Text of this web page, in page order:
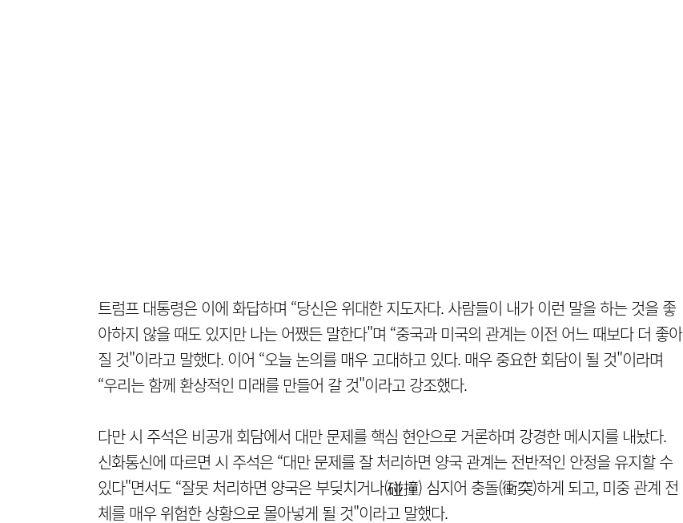
트럼프 대통령은 이에 화답하며 “당신은 위대한 지도자다. 사람들이 내가 이런 말을 하는 것을 좋
아하지 않을 때도 있지만 나는 어쨌든 말한다"며 “중국과 미국의 관계는 이전 어느 때보다 더 좋아
질 것"이라고 말했다. 이어 “오늘 논의를 매우 고대하고 있다. 매우 중요한 회담이 될 것"이라며
“우리는 함께 환상적인 미래를 만들어 갈 것"이라고 강조했다.
다만 시 주석은 비공개 회담에서 대만 문제를 핵심 현안으로 거론하며 강경한 메시지를 내놨다.
신화통신에 따르면 시 주석은 “대만 문제를 잘 처리하면 양국 관계는 전반적인 안정을 유지할 수
있다"면서도 “잘못 처리하면 양국은 부딪치거나(碰撞) 심지어 충돌(衝突)하게 되고, 미중 관계 전
체를 매우 위험한 상황으로 몰아넣게 될 것"이라고 말했다.